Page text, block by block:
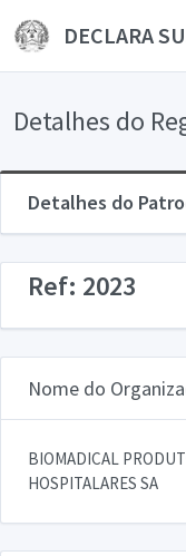
DECLARA
Detalhes do
Detalhes do
Ref: 2023
Nome do
BIOMADICAL
HOSPITALARES SA